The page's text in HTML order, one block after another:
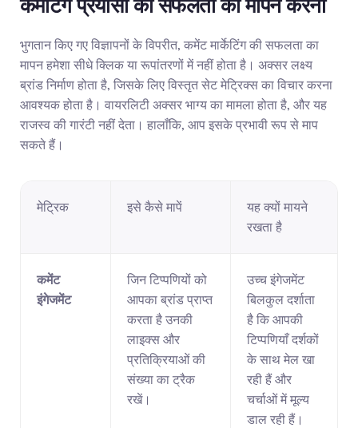
भुगतान किए गए विज्ञापनों के विपरीत, कमेंट मार्केटिंग की सफलता का
मापन हमेशा सीधे क्लिक या रूपांतरणों में नहीं होता है। अक्सर लक्ष्य
ब्रांड निर्माण होता है, जिसके लिए विस्तृत सेट मेट्रिक्स का विचार करना
आवश्यक होता है। वायरलिटी अक्सर भाग्य का मामला होता है, और यह
राजस्व की गारंटी नहीं देता। हालाँकि, आप इसके प्रभावी रूप से माप
सकते हैं।
मेट्रिक इसे कैसे मापें
यह क्यों मायने
रखता है
कमेंट
इंगेजमेंट
जिन टिप्पणियों को
आपका ब्रांड प्राप्त
करता है उनकी
लाइक्स और
प्रतिक्रियाओं की
संख्या का ट्रैक
रखें।
उच्च इंगेजमेंट
बिलकुल दर्शाता
है कि आपकी
टिप्पणियाँ दर्शकों
के साथ मेल खा
रही हैं और
चर्चाओं में मूल्य
डाल रही हैं।